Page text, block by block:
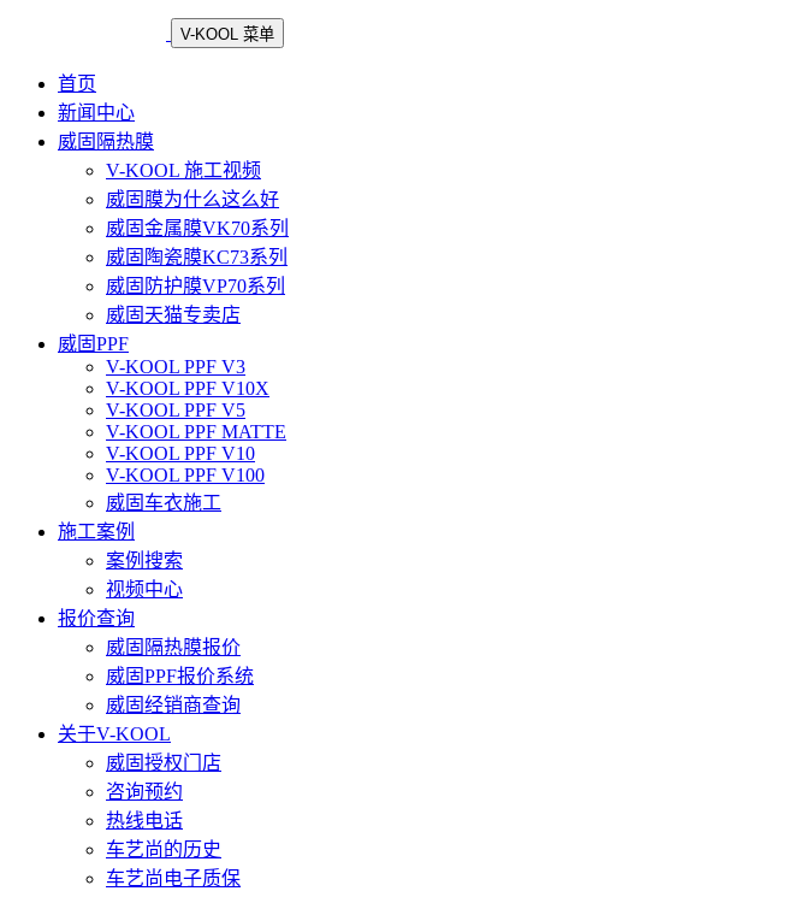
V-KOOL 菜单
首页
新闻中心
威固隔热膜
V-KOOL 施工视频
威固膜为什么这么好
威固金属膜VK70系列
威固陶瓷膜KC73系列
威固防护膜VP70系列
威固天猫专卖店
威固PPF
V-KOOL PPF V3
V-KOOL PPF V10X
V-KOOL PPF V5
V-KOOL PPF MATTE
V-KOOL PPF V10
V-KOOL PPF V100
威固车衣施工
施工案例
案例搜索
视频中心
报价查询
威固隔热膜报价
威固PPF报价系统
威固经销商查询
关于V-KOOL
威固授权门店
咨询预约
热线电话
车艺尚的历史
车艺尚电子质保